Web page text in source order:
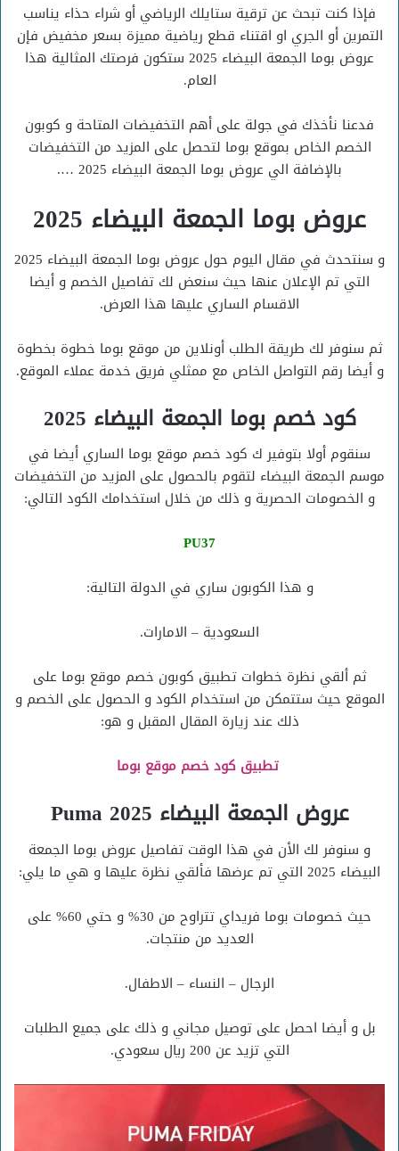
فإذا كنت تبحث عن ترقية ستايلك الرياضي أو شراء حذاء يناسب
التمرين أو الجري او اقتناء قطع رياضية مميزة بسعر مخفيض فإن
عروض بوما الجمعة البيضاء 2025 ستكون فرصتك المثالية هذا
العام.
فدعنا نأخذك في جولة على أهم التخفيضات المتاحة و كوبون
الخصم الخاص بموقع بوما لتحصل على المزيد من التخفيضات
بالإضافة الي عروض بوما الجمعة البيضاء 2025 ….
عروض بوما الجمعة البيضاء 2025
و سنتحدث في مقال اليوم حول عروض بوما الجمعة البيضاء 2025
التي تم الإعلان عنها حيث سنعض لك تفاصيل الخصم و أيضا
الاقسام الساري عليها هذا العرض.
ثم سنوفر لك طريقة الطلب أونلاين من موقع بوما خطوة بخطوة
و أيضا رقم التواصل الخاص مع ممثلي فريق خدمة عملاء الموقع.
كود خصم بوما الجمعة البيضاء 2025
سنقوم أولا بتوفير ك كود خصم موقع بوما الساري أيضا في
موسم الجمعة البيضاء لتقوم بالحصول على المزيد من التخفيضات
و الخصومات الحصرية و ذلك من خلال استخدامك الكود التالي:
PU37
و هذا الكوبون ساري في الدولة التالية:
السعودية – الامارات.
ثم ألقي نظرة خطوات تطبيق كوبون خصم موقع بوما على
الموقع حيث ستتمكن من استخدام الكود و الحصول على الخصم و
ذلك عند زيارة المقال المقبل و هو:
تطبيق كود خصم موقع بوما
عروض الجمعة البيضاء 2025 Puma
و سنوفر لك الأن في هذا الوقت تفاصيل عروض بوما الجمعة
البيضاء 2025 التي تم عرضها فألقي نظرة عليها و هي ما يلي:
حيث خصومات بوما فريداي تتراوح من 30% و حتي 60% على
العديد من منتجات.
الرجال – النساء – الاطفال.
بل و أيضا احصل على توصيل مجاني و ذلك على جميع الطلبات
التي تزيد عن 200 ريال سعودي.